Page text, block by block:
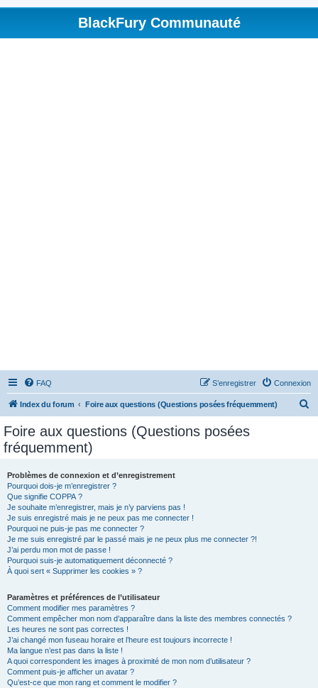
BlackFury Communauté
FAQ Connexion
S’enregistrer
Index du forum Foire aux questions (Questions posées fréquemment)
Foire aux questions (Questions posées
fréquemment)
Problèmes de connexion et d’enregistrement
Pourquoi dois-je m’enregistrer ?
Que signifie COPPA ?
Je souhaite m’enregistrer, mais je n’y parviens pas !
Je suis enregistré mais je ne peux pas me connecter !
Pourquoi ne puis-je pas me connecter ?
Je me suis enregistré par le passé mais je ne peux plus me connecter ?!
J’ai perdu mon mot de passe !
Pourquoi suis-je automatiquement déconnecté ?
À quoi sert « Supprimer les cookies » ?
Paramètres et préférences de l’utilisateur
Comment modifier mes paramètres ?
Comment empêcher mon nom d’apparaître dans la liste des membres connectés ?
Les heures ne sont pas correctes !
J’ai changé mon fuseau horaire et l’heure est toujours incorrecte !
Ma langue n’est pas dans la liste !
A quoi correspondent les images à proximité de mon nom d’utilisateur ?
Comment puis-je afficher un avatar ?
Qu’est-ce que mon rang et comment le modifier ?